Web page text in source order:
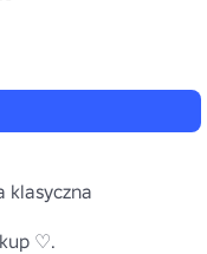
klasyczna
♡.